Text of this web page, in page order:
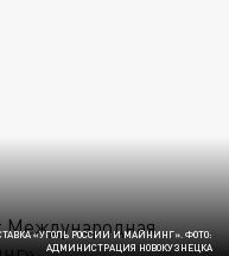
«УГОЛЬ РОССИИ И МАЙНИНГ». ФОТО:
АДМИНИСТРАЦИЯ НОВОКУЗНЕЦКА